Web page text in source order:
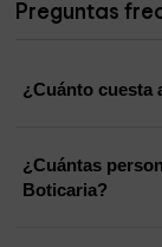
Preguntas
¿Cuánto cuesta
¿Cuántas
Boticaria?